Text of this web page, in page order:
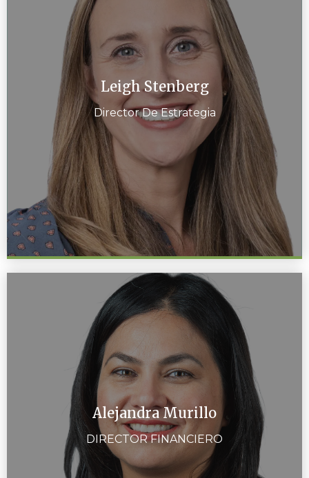
Leigh Stenberg
Director De Estrategia
Alejandra Murillo
DIRECTOR FINANCIERO